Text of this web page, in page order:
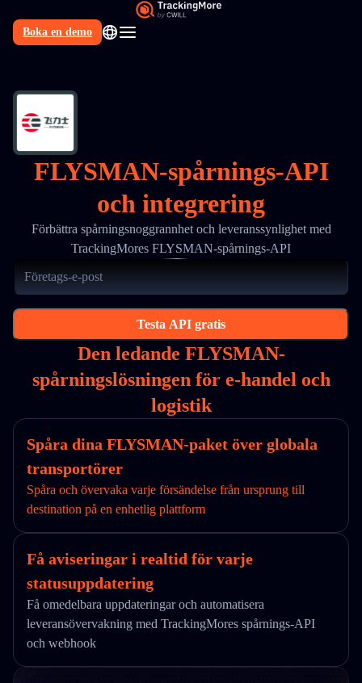
Boka en demo
FLYSMAN-spårnings-API
och integrering
Förbättra spårningsnoggrannhet och leveranssynlighet med
TrackingMores FLYSMAN-spårnings-API
Testa API gratis
Den ledande FLYSMAN-
spårningslösningen för e-handel och
logistik
Spåra dina FLYSMAN-paket över globala
transportörer
Spåra och övervaka varje försändelse från ursprung till
destination på en enhetlig plattform
Få aviseringar i realtid för varje
statusuppdatering
Få omedelbara uppdateringar och automatisera
leveransövervakning med TrackingMores spårnings-API
och webhook